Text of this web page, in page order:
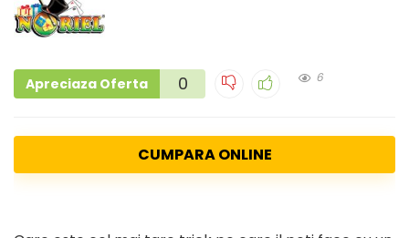
Apreciaza Oferta 0 6
CUMPARA ONLINE